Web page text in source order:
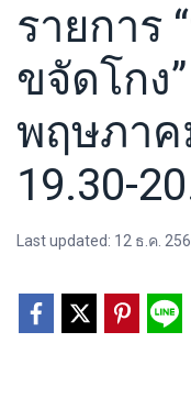
รายการ
ขจัดโกง
พฤษภาค
19.30-
Last updated: 12 ธ.ค.